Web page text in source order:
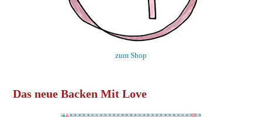
zum Shop
Das neue Backen Mit Love